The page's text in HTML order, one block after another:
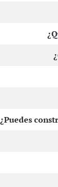
¿Puedes